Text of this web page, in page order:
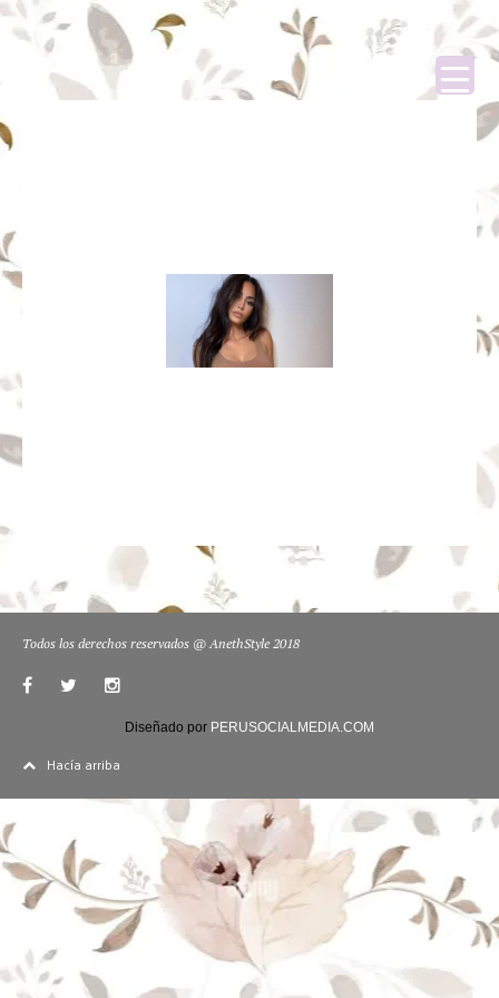
Todos los derechos reservados @ AnethStyle 2018
Diseñado por PERUSOCIALMEDIA.COM
Hacía arriba